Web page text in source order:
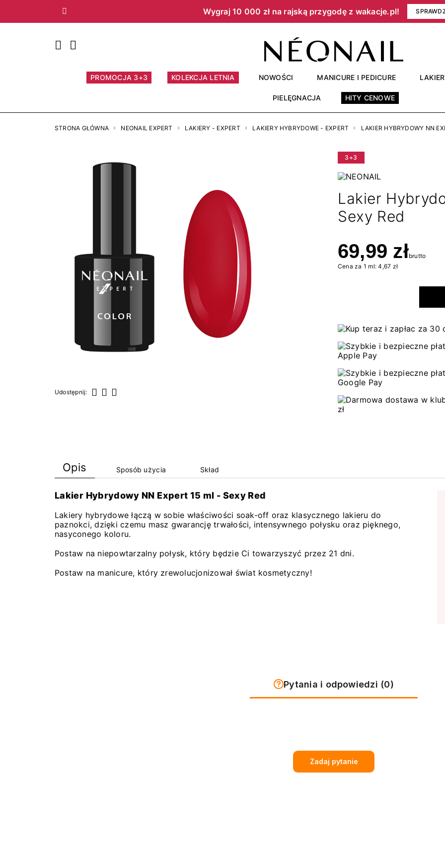
Wygraj 10 000 zł na rajską przygodę z wakacje.pl!​
Poprzedni
PROMOCJA 3+3 KOLEKCJA LETNIA NOWOŚCI MANICURE I PEDICURE
PIELĘGNACJA HITY CENOWE
STRONA GŁÓWNA NEONAIL EXPERT LAKIERY - EXPERT LAKIERY HYBRYDOWE - EXPERT LAKIER HYBRYDOWY NN
Udostępnij:
3+3
Lakier
Sexy Red
69,99 złbrutto
Cena za 1 ml: 4,67 zł
Opis Sposób użycia Skład
Lakier Hybrydowy NN Expert 15 ml - Sexy Red
Lakiery hybrydowe łączą w sobie właściwości soak-off oraz klasycznego lakieru do
paznokci, dzięki czemu masz gwarancję trwałości, intensywnego połysku oraz pięknego,
nasyconego koloru.
Postaw na niepowtarzalny połysk, który będzie Ci towarzyszyć przez 21 dni.
Postaw na manicure, który zrewolucjonizował świat kosmetyczny!
Pytania i odpowiedzi (0)
Zadaj pytanie